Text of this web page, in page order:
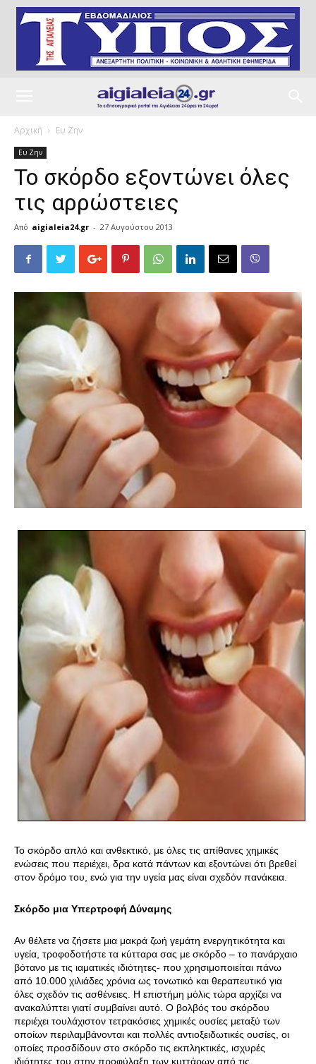
Αρχική Ευ Ζην
Ευ Ζην
Το σκόρδο εξοντώνει όλες
τις αρρώστειες
Από aigialeia24.gr - 27 Αυγούστου 2013
Το σκόρδο απλό και ανθεκτικό, με όλες τις απίθανες χημικές
ενώσεις που περιέχει, δρα κατά πάντων και εξοντώνει ότι βρεθεί
στον δρόμο του, ενώ για την υγεία μας είναι σχεδόν πανάκεια.
Σκόρδο μια Υπερτροφή Δύναμης
Αν θέλετε να ζήσετε μια μακρά ζωή γεμάτη ενεργητικότητα και
υγεία, τροφοδοτήστε τα κύτταρα σας με σκόρδο – το πανάρχαιο
βότανο με τις ιαματικές ιδιότητες- που χρησιμοποιείται πάνω
από 10.000 χιλιάδες χρόνια ως τονωτικό και θεραπευτικό για
όλες σχεδόν τις ασθένειες. Η επιστήμη μόλις τώρα αρχίζει να
ανακαλύπτει γιατί συμβαίνει αυτό. Ο βολβός του σκόρδου
περιέχει τουλάχιστον τετρακόσιες χημικές ουσίες μεταξύ των
οποίων περιλαμβάνονται και πολλές αντιοξειδωτικές ουσίες, οι
οποίες προσδίδουν στο σκόρδο τις εκπληκτικές, ισχυρές
ιδιότητες του στην προφύλαξη των κυττάρων από τις